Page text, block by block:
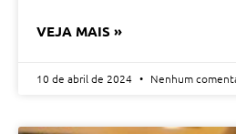
VEJA MAIS »
10 de abril de 2024 Nenhum